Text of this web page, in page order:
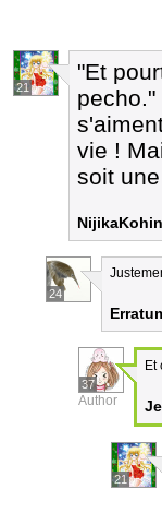
21
"Et
vie !
soit
24
37
Author
Et
21